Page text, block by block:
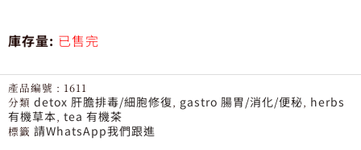
庫存量: 已售完
產品編號 : 1611
分類 detox 肝膽排毒/細胞修復, gastro 腸胃/消化/便秘, herbs
有機草本, tea 有機茶
標籤 請WhatsApp我們跟進